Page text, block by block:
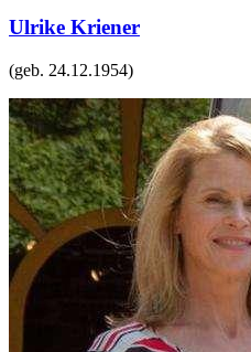
Ulrike Kriener
(geb. 24.12.1954)